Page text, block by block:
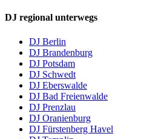
DJ regional unterwegs
DJ Berlin
DJ Brandenburg
DJ Potsdam
DJ Schwedt
DJ Eberswalde
DJ Bad Freienwalde
DJ Prenzlau
DJ Oranienburg
DJ Fürstenberg Havel